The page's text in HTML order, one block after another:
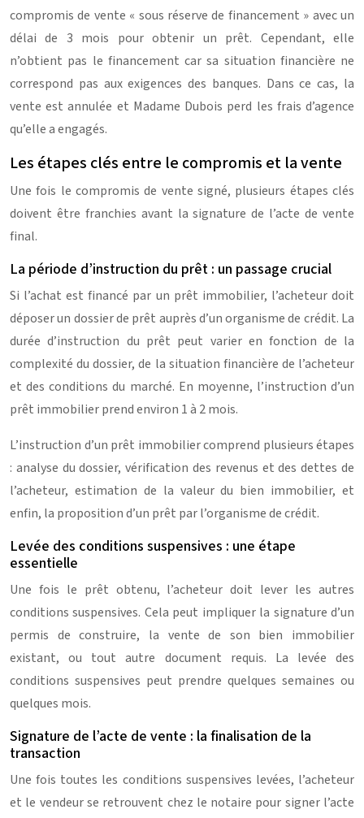
compromis de vente « sous réserve de financement » avec un
délai de 3 mois pour obtenir un prêt. Cependant, elle
n’obtient pas le financement car sa situation financière ne
correspond pas aux exigences des banques. Dans ce cas, la
vente est annulée et Madame Dubois perd les frais d’agence
qu’elle a engagés.
Les étapes clés entre le compromis et la vente
Une fois le compromis de vente signé, plusieurs étapes clés
doivent être franchies avant la signature de l’acte de vente
final.
La période d’instruction du prêt : un passage crucial
Si l’achat est financé par un prêt immobilier, l’acheteur doit
déposer un dossier de prêt auprès d’un organisme de crédit. La
durée d’instruction du prêt peut varier en fonction de la
complexité du dossier, de la situation financière de l’acheteur
et des conditions du marché. En moyenne, l’instruction d’un
prêt immobilier prend environ 1 à 2 mois.
L’instruction d’un prêt immobilier comprend plusieurs étapes
: analyse du dossier, vérification des revenus et des dettes de
l’acheteur, estimation de la valeur du bien immobilier, et
enfin, la proposition d’un prêt par l’organisme de crédit.
Levée des conditions suspensives : une étape
essentielle
Une fois le prêt obtenu, l’acheteur doit lever les autres
conditions suspensives. Cela peut impliquer la signature d’un
permis de construire, la vente de son bien immobilier
existant, ou tout autre document requis. La levée des
conditions suspensives peut prendre quelques semaines ou
quelques mois.
Signature de l’acte de vente : la finalisation de la
transaction
Une fois toutes les conditions suspensives levées, l’acheteur
et le vendeur se retrouvent chez le notaire pour signer l’acte